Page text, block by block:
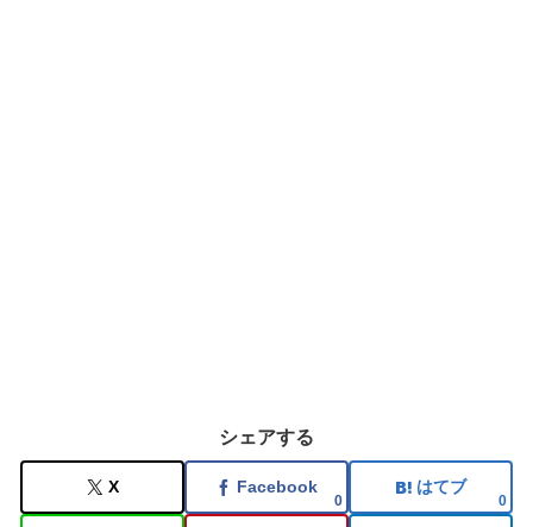
シェアする
X Facebook
0
はてブ
0